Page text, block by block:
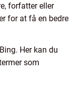
forfatter eller
for at få en bedre
Her kan du
som